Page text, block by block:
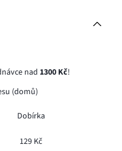
nad 1300 Kč!
(domů)
Dobírka
129 Kč